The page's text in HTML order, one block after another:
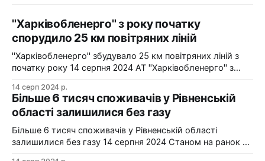
"Харківобленерго" з року початку
спорудило 25 км повітряних ліній
"Харківобленерго" збудувало 25 км повітряних ліній з
початку року 14 серпня 2024 АТ "Харківобленерго" з
ліній, оновило 1134 опори та встановило 5 нових
електропідстанцій у рамках інвестиційної програми на
2024-2025 роки. Фото: "Харківобленерго" "АТ
"Харківобленерго&
14 серп 2024 р.
Більше 6 тисяч споживачів у Рівненській
області залишилися без газу
Більше 6 тисяч споживачів у Рівненській області
залишилися без газу 14 серпня 2024 Станом на ранок 14